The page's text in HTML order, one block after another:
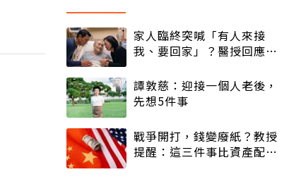
家人臨終突喊「有人來接
我、要回家」？醫授回應方
譚敦慈：迎接一個人老後，
先想5件事
戰爭開打，錢變廢紙？教授
提醒：這三件事比資產配置